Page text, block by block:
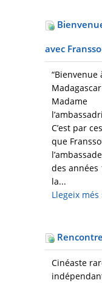
avec
“Bienvenue
Madagascar
Madame
C’est par
que
des années
la...
Llegeix més
Cinéaste